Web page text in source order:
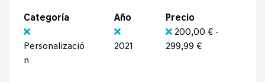
Categoría
Personalizació
n
Año
2021
Precio
200,00 € -
299,99 €